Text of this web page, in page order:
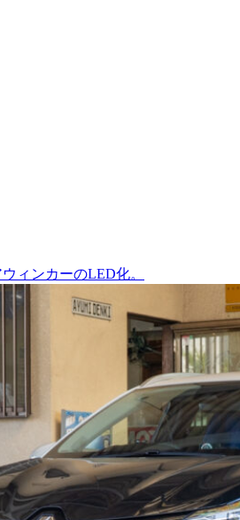
ィンカーのLED化。